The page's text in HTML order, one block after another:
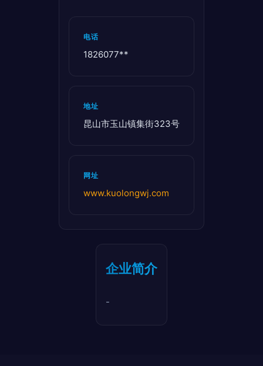
电话
1826077**
地址
昆山市玉山镇集街323号
网址
www.kuolongwj.com
企业简介
-